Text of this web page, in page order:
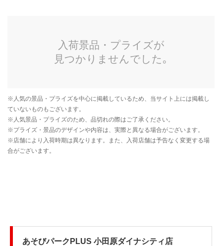
あそびパークPLUS 小田原ダイナシティ店